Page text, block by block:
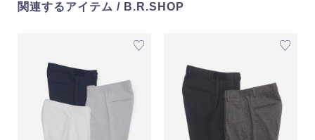
関連するアイテム / B.R.SHOP